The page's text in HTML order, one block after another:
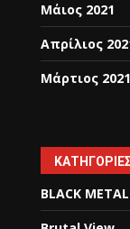
Μάιος 2021
Απρίλιος
Μάρτιος 2021
KΑΤΗΓΟΡΊΕΣ
BLACK METAL